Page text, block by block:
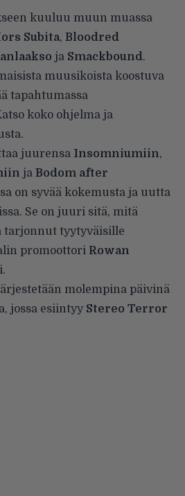
kuuluu muun muassa
Subita, Bloodred
ja Smackbound.
muusikoista koostuva
tapahtumassa
koko ohjelma ja
juurensa Insomniumiin,
ja Bodom after
on syvää kokemusta ja uutta
Se on juuri sitä, mitä
tarjonnut tyytyväisille
promoottori Rowan
molempina päivinä
jossa esiintyy Stereo Terror